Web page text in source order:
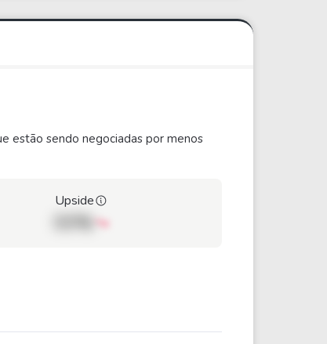
estão sendo negociadas por menos
Upside
00%